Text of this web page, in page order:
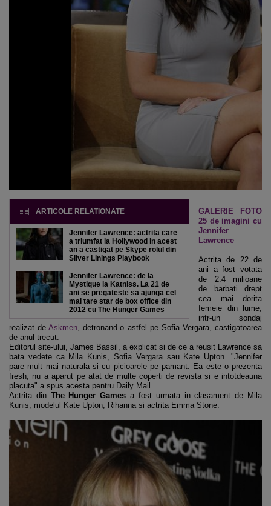
ARTICOLE RELATIONATE
Jennifer Lawrence: actrita care
a triumfat la Hollywood in acest
an a castigat pe Skype rolul din
Silver Linings Playbook
Jennifer Lawrence: de la
Mystique la Katniss. La 21 de
ani se pregateste sa ajunga cel
mai tare star de box office din
2012 cu The Hunger Games
GALERIE FOTO
25 de imagini cu
Jennifer
Lawrence
Actrita de 22 de
ani a fost votata
de 2.4 milioane
de barbati drept
cea mai dorita
femeie din lume,
intr-un sondaj
realizat deAskmen, detronand-o astfel pe Sofia Vergara, castigatoarea
de anul trecut.
Editorul site-ului, James Bassil, a explicat si de ce a reusit Lawrence sa
bata vedete ca Mila Kunis, Sofia Vergara sau Kate Upton. "Jennifer
pare mult mai naturala si cu picioarele pe pamant. Ea este o prezenta
fresh, nu a aparut pe atat de multe coperti de revista si e intotdeauna
placuta" a spus acesta pentru Daily Mail.
Actrita din The Hunger Games a fost urmata in clasament de Mila
Kunis, modelul Kate Upton, Rihanna si actrita Emma Stone.